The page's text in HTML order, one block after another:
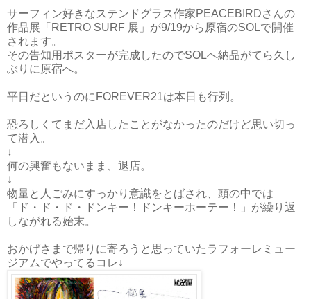
サーフィン好きなステンドグラス作家PEACEBIRDさんの
作品展「RETRO SURF 展」が9/19から原宿のSOLで開催
されます。
その告知用ポスターが完成したのでSOLへ納品がてら久し
ぶりに原宿へ。
平日だというのにFOREVER21は本日も行列。
恐ろしくてまだ入店したことがなかったのだけど思い切っ
て潜入。
↓
何の興奮もないまま、退店。
↓
物量と人ごみにすっかり意識をとばされ、頭の中では
「ド・ド・ド・ドンキー！ドンキーホーテー！」が繰り返
しながれる始末。
おかげさまで帰りに寄ろうと思っていたラフォーレミュー
ジアムでやってるコレ↓